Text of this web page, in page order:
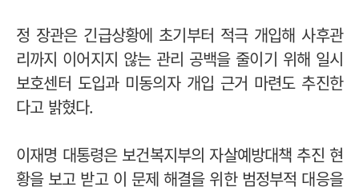
정 장관은 긴급상황에 초기부터 적극 개입해 사후관
리까지 이어지지 않는 관리 공백을 줄이기 위해 일시
보호센터 도입과 미동의자 개입 근거 마련도 추진한
다고 밝혔다.
이재명 대통령은 보건복지부의 자살예방대책 추진 현
황을 보고 받고 이 문제 해결을 위한 범정부적 대응을